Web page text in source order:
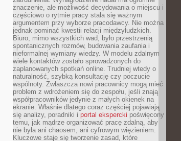
znaczenie, ale możliwość decydowania o miejscu i
częściowo o rytmie pracy stała się ważnym
argumentem przy wyborze pracodawcy. Nie można
jednak pominąć kwestii relacji międzyludzkich.
Biuro, mimo wszystkich wad, było przestrzenią
spontanicznych rozmów, budowania zaufania i
nieformalnej wymiany wiedzy. W modelu zdalnym
wiele kontaktów zostało sprowadzonych do
zaplanowanych spotkań online. Trudniej wtedy o
naturalność, szybką konsultację czy poczucie
wspólnoty. Zwłaszcza nowi pracownicy mogą mieć
problem z wdrożeniem się do zespołu, jeśli znają
współpracowników jedynie z małych okienek na
ekranie. Właśnie dlatego coraz częściej pojawiają
się analizy, poradniki i portal ekspercki poświęcony
temu, jak mądrze organizować pracę zdalną, aby
nie była ani chaosem, ani cyfrowym więzieniem.
Kluczowe staje się tworzenie zasad, które